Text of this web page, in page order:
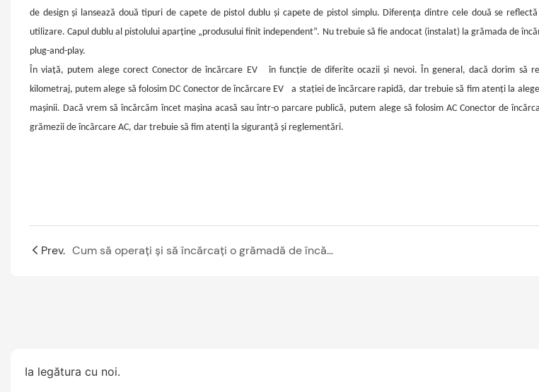
de design și lansează două tipuri de capete de pistol dublu și capete de pistol simplu. Diferența dintre cele două se
utilizare. Capul dublu al pistolului aparține „produsului finit independent”. Nu trebuie să fie andocat (instalat) la grămada de
plug-and-play.
În viață, putem alege corect Conector de încărcare EV
în funcție de diferite ocazii și nevoi. În general, dacă dorim să
kilometraj, putem alege să folosim DC Conector de încărcare EV
a stației de încărcare rapidă, dar trebuie să fim atenți la
mașinii. Dacă vrem să încărcăm încet mașina acasă sau într-o parcare publică, putem alege să folosim ACConector de
grămezii de încărcare AC, dar trebuie să fim atenți la siguranță și reglementări.
Prev. Cum să operați și să încărcați o grămadă de încărcare a unui vehicul electric?
Ia legătura cu noi.